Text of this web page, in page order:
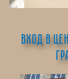
Вход в